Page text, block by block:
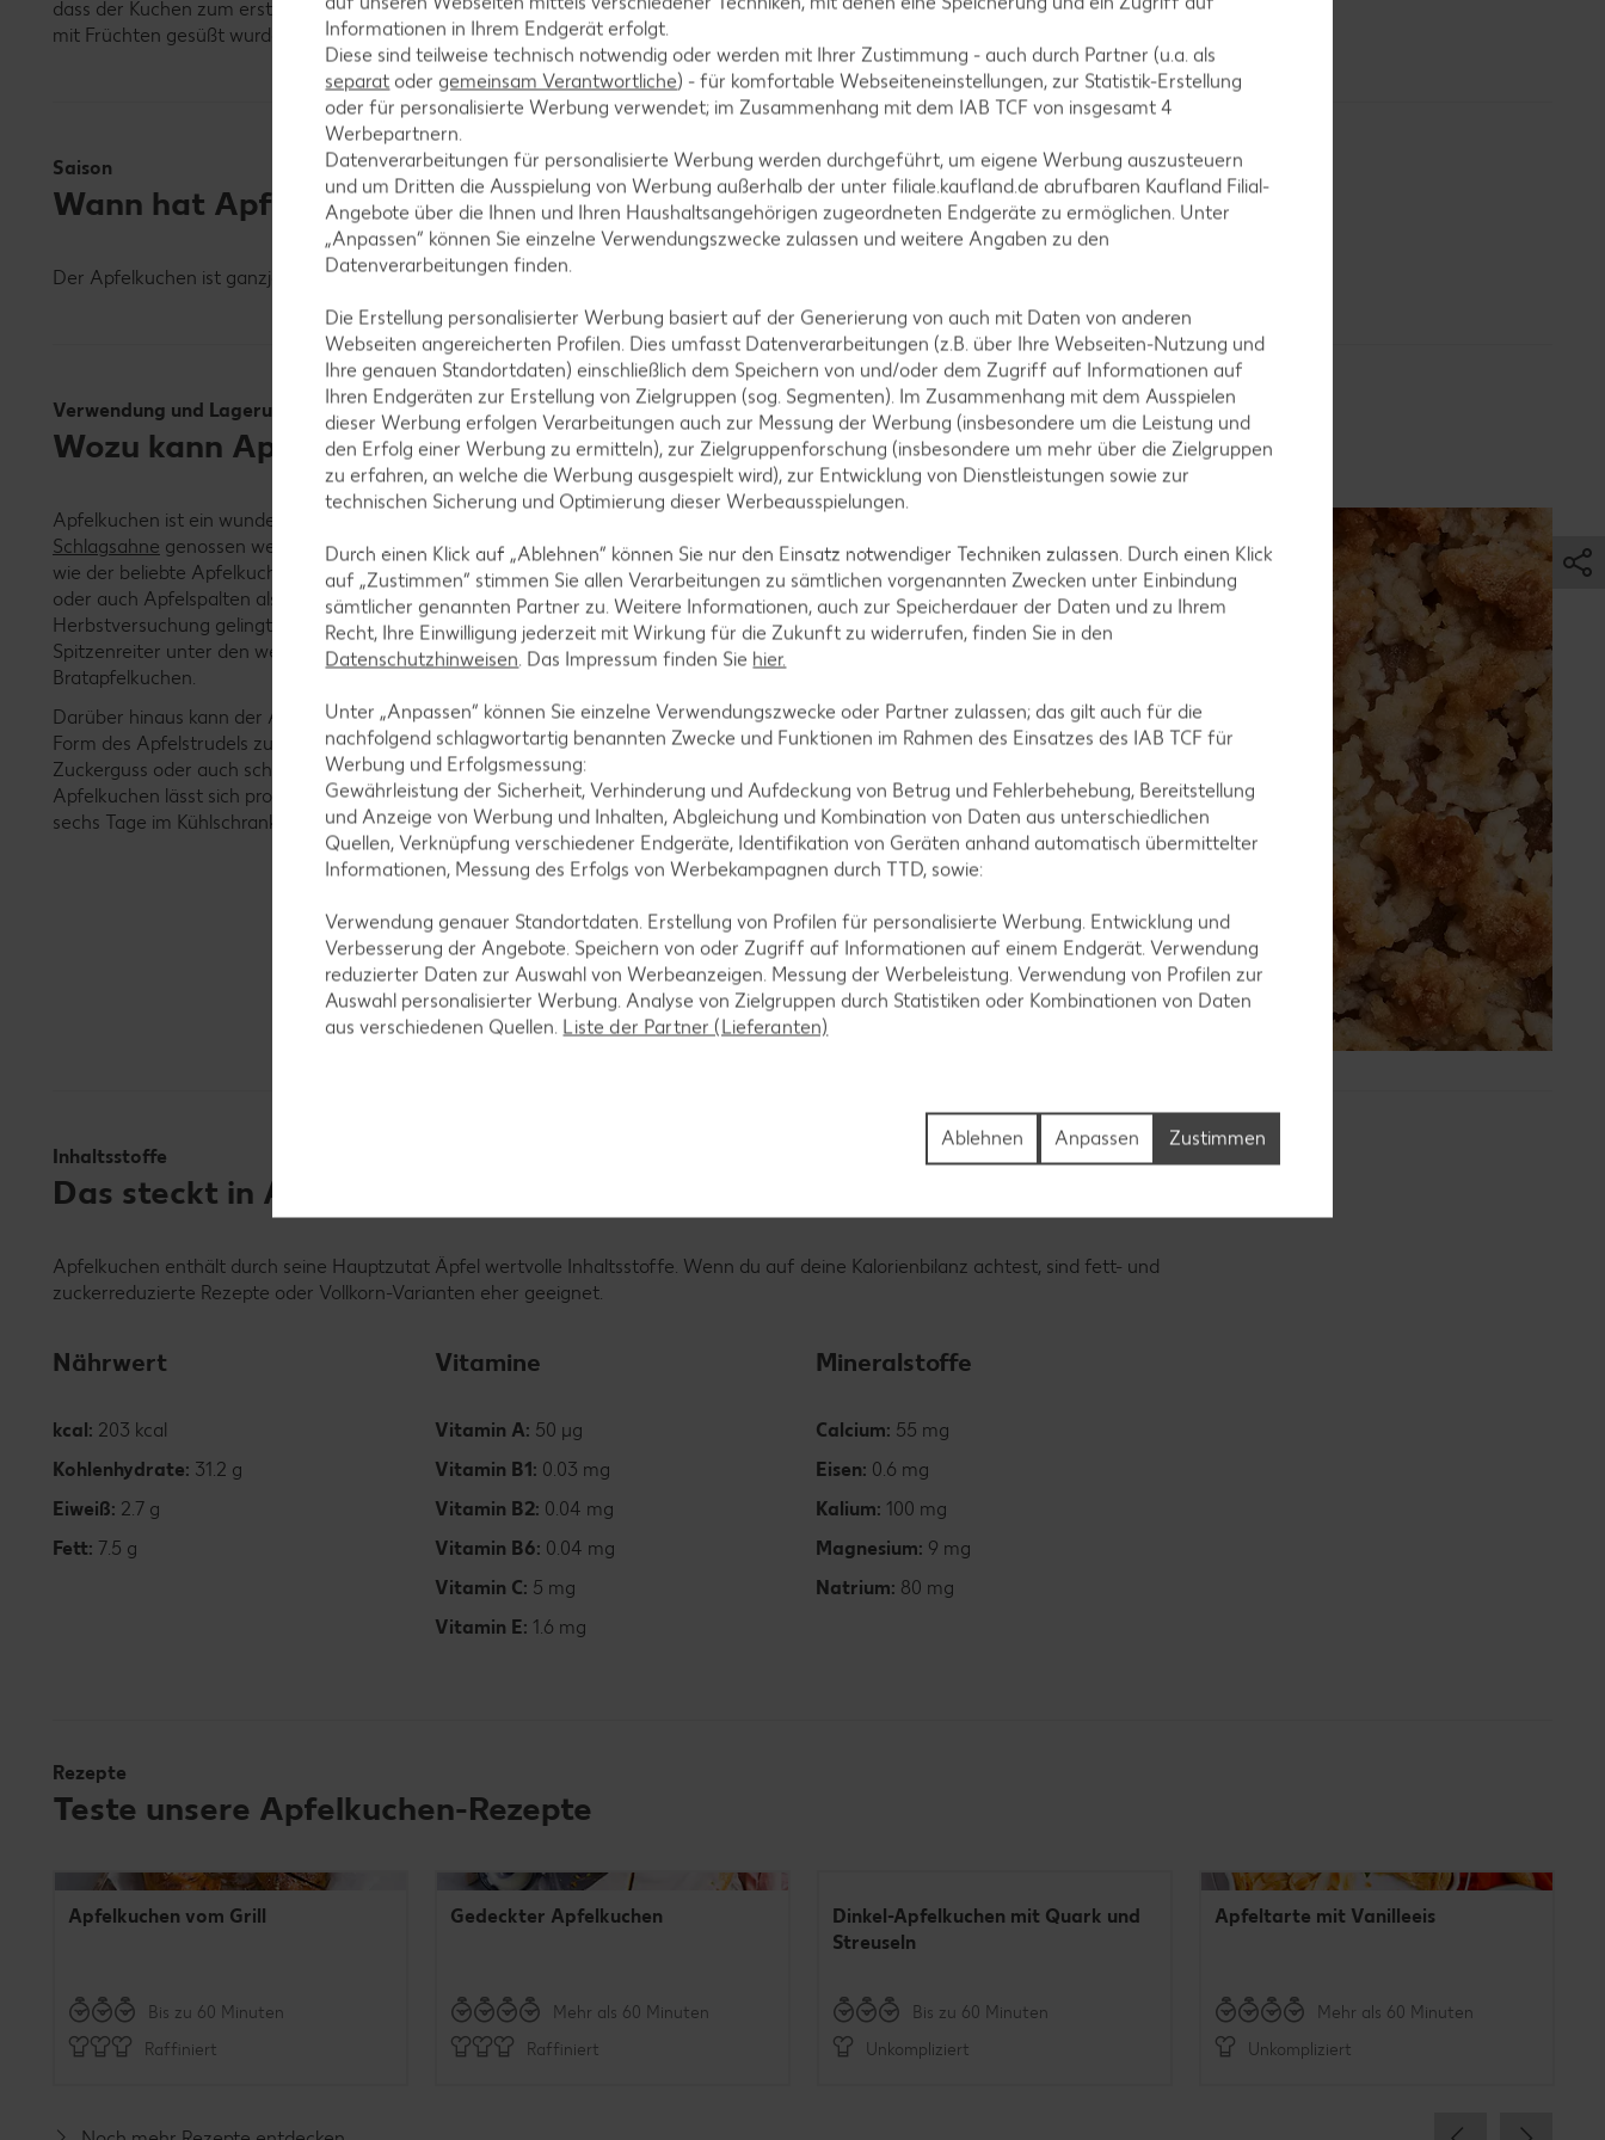
dass der Kuchen zum ersten Mal in England zubereitet wurde. Damals war Zucker noch eine sehr teure Zutat, weshalb Kuchen meist
mit Früchten gesüßt wurden. Die amerikanische Variante des American Pie geht übrigens auf britische Auswanderer zurück.
Saison
Wann hat Apfelkuchen Saison?
Der Apfelkuchen ist ganzjährig als Frischware verfügbar.
Verwendung und Lagerung
Wozu kann Apfelkuchen verwendet werden und wie wird er gelagert?
Apfelkuchen ist ein wunderbares Dessert, welches optional mit Vanillesoße oder
Schlagsahne genossen werden kann. Kaum eine andere Art von Gebäck ist so vielseitig,
wie der beliebte Apfelkuchen. So dient das Gebäck mit saftigen Äpfeln, Apfelspitzen
oder auch Apfelspalten als erfrischender, leichter Sommerkuchen. Eine süße
Herbstversuchung gelingt hingegen mit der Zugabe einer leichten Creme. Der
Spitzenreiter unter den weihnachtlichen Spezialitäten hingegen ist ohne Zweifel der
Bratapfelkuchen.
Darüber hinaus kann der Apfelkuchen entweder als Torte oder auch in der bekannten
Form des Apfelstrudels zubereitet werden. Der Kuchen lässt sich ideal mit Zucker oder
Zuckerguss oder auch schlicht und natürlich als belegter Teig hergestellt werden. Ein
Apfelkuchen lässt sich problemlos lagern. Am besten abgedeckt, hält er sich fünf bis
sechs Tage im Kühlschrank, bei Raumtemperatur dagegen nur wenige Tage.
Inhaltsstoffe
Das steckt in Apfelkuchen
Apfelkuchen enthält durch seine Hauptzutat Äpfel wertvolle Inhaltsstoffe. Wenn du auf deine Kalorienbilanz achtest, sind fett- und
zuckerreduzierte Rezepte oder Vollkorn-Varianten eher geeignet.
Nährwert
kcal: 203 kcal
Kohlenhydrate: 31.2 g
Eiweiß: 2.7 g
Fett: 7.5 g
Vitamine
Vitamin A: 50 µg
Vitamin B1: 0.03 mg
Vitamin B2: 0.04 mg
Vitamin B6: 0.04 mg
Vitamin C: 5 mg
Vitamin E: 1.6 mg
Mineralstoffe
Calcium: 55 mg
Eisen: 0.6 mg
Kalium: 100 mg
Magnesium: 9 mg
Natrium: 80 mg
Rezepte
Teste unsere Apfelkuchen-Rezepte
Apfelkuchen vom Grill
Bis zu 60 Minuten
Raffiniert
Gedeckter Apfelkuchen
Mehr als 60 Minuten
Raffiniert
Dinkel-Apfelkuchen mit Quark und
Streuseln
Bis zu 60 Minuten
Unkompliziert
Apfeltarte mit Vanilleeis
Mehr als 60 Minuten
Unkompliziert
Informationen in Ihrem Endgerät erfolgt.
Diese sind teilweise technisch notwendig oder werden mit Ihrer Zustimmung - auch durch Partner (u.a. als
separat oder gemeinsam Verantwortliche) - für komfortable Webseiteneinstellungen, zur Statistik-Erstellung
oder für personalisierte Werbung verwendet; im Zusammenhang mit dem IAB TCF von insgesamt4
Werbepartnern.
Datenverarbeitungen für personalisierte Werbung werden durchgeführt, um eigene Werbung auszusteuern
und um Dritten die Ausspielung von Werbung außerhalb der unter filiale.kaufland.de abrufbaren Kaufland Filial-
Angebote über die Ihnen und Ihren Haushaltsangehörigen zugeordneten Endgeräte zu ermöglichen. Unter
„Anpassen“ können Sie einzelne Verwendungszwecke zulassen und weitere Angaben zu den
Datenverarbeitungen finden.
Die Erstellung personalisierter Werbung basiert auf der Generierung von auch mit Daten von anderen
Webseiten angereicherten Profilen. Dies umfasst Datenverarbeitungen (z.B. über Ihre Webseiten-Nutzung und
Ihre genauen Standortdaten) einschließlich dem Speichern von und/oder dem Zugriff auf Informationen auf
Ihren Endgeräten zur Erstellung von Zielgruppen (sog. Segmenten). Im Zusammenhang mit dem Ausspielen
dieser Werbung erfolgen Verarbeitungen auch zur Messung der Werbung (insbesondere um die Leistung und
den Erfolg einer Werbung zu ermitteln), zur Zielgruppenforschung (insbesondere um mehr über die Zielgruppen
zu erfahren, an welche die Werbung ausgespielt wird), zur Entwicklung von Dienstleistungen sowie zur
technischen Sicherung und Optimierung dieser Werbeausspielungen.
Durch einen Klick auf „Ablehnen“ können Sie nur den Einsatz notwendiger Techniken zulassen. Durch einen Klick
auf „Zustimmen“ stimmen Sie allen Verarbeitungen zu sämtlichen vorgenannten Zwecken unter Einbindung
sämtlicher genannten Partner zu. Weitere Informationen, auch zur Speicherdauer der Daten und zu Ihrem
Recht, Ihre Einwilligung jederzeit mit Wirkung für die Zukunft zu widerrufen, finden Sie in den
Datenschutzhinweisen. Das Impressum finden Sie hier.
Unter „Anpassen“ können Sie einzelne Verwendungszwecke oder Partner zulassen; das gilt auch für die
nachfolgend schlagwortartig benannten Zwecke und Funktionen im Rahmen des Einsatzes des IAB TCF für
Werbung und Erfolgsmessung:
Gewährleistung der Sicherheit, Verhinderung und Aufdeckung von Betrug und Fehlerbehebung, Bereitstellung
und Anzeige von Werbung und Inhalten, Abgleichung und Kombination von Daten aus unterschiedlichen
Quellen, Verknüpfung verschiedener Endgeräte, Identifikation von Geräten anhand automatisch übermittelter
Informationen, Messung des Erfolgs von Werbekampagnen durch TTD, sowie:
Verwendung genauer Standortdaten. Erstellung von Profilen für personalisierte Werbung. Entwicklung und
Verbesserung der Angebote. Speichern von oder Zugriff auf Informationen auf einem Endgerät. Verwendung
reduzierter Daten zur Auswahl von Werbeanzeigen. Messung der Werbeleistung. Verwendung von Profilen zur
Auswahl personalisierter Werbung. Analyse von Zielgruppen durch Statistiken oder Kombinationen von Daten
aus verschiedenen Quellen. Liste der Partner (Lieferanten)
Zustimmen
Anpassen
Ablehnen